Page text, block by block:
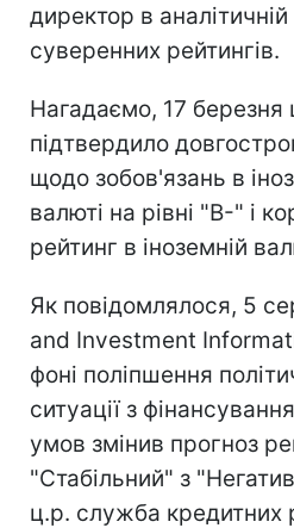
директор в
суверенних рейтингів.
Нагадаємо, 17
підтвердило
щодо зобов'язань в
валюті на рівні "B-" і
рейтинг в іноземній
Як повідомлялося, 5
and Investment
фоні поліпшення
ситуації з
умов змінив прогноз
"Стабільний" з
ц.р. служба кредитних